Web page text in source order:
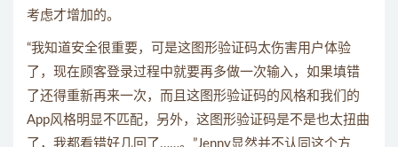
考虑才增加的。
“我知道安全很重要，可是这图形验证码太伤害用户体验
了，现在顾客登录过程中就要再多做一次输入，如果填错
了还得重新再来一次，而且这图形验证码的风格和我们的
App风格明显不匹配，另外，这图形验证码是不是也太扭曲
了，我都看错好几回了……。”Jenny显然并不认同这个方